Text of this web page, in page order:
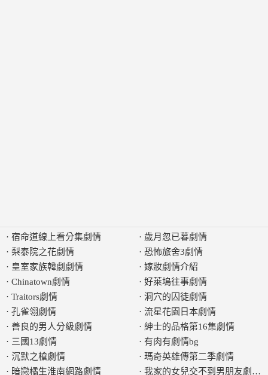
· 宿命道線上看分集劇情
· 梨泰院之花劇情
· 皇室家族韓劇劇情
· Chinatown劇情
· Traitors劇情
· 孔雀翎劇情
· 善良的男人分級劇情
· 三國13劇情
· 沉默之槍劇情
· 暗戀橘生淮南網路劇情
· 歲月忽已暮劇情
· 恐怖旅舍3劇情
· 嫁妝劇情介紹
· 好萊塢往事劇情
· 洞穴的囚徒劇情
· 流星花園日本劇情
· 紳士的品格第16集劇情
· 有肉有劇情bg
· 瑪奇英雄傳第二季劇情
· 我家的女兒交不到男朋友劇情